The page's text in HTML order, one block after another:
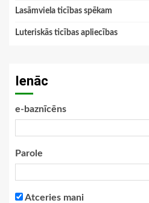
Lasāmviela ticības spēkam
Luteriskās ticības apliecības
Ienāc
e-baznīcēns
Parole
Atceries mani